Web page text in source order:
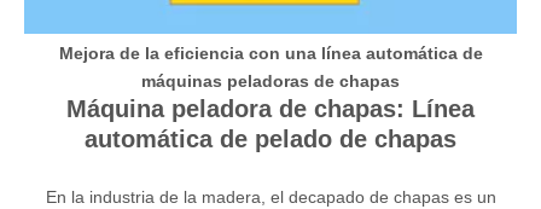
Mejora de la eficiencia con una línea automática de
máquinas peladoras de chapas
Máquina peladora de chapas: Línea
automática de pelado de chapas
En la industria de la madera, el decapado de chapas es un